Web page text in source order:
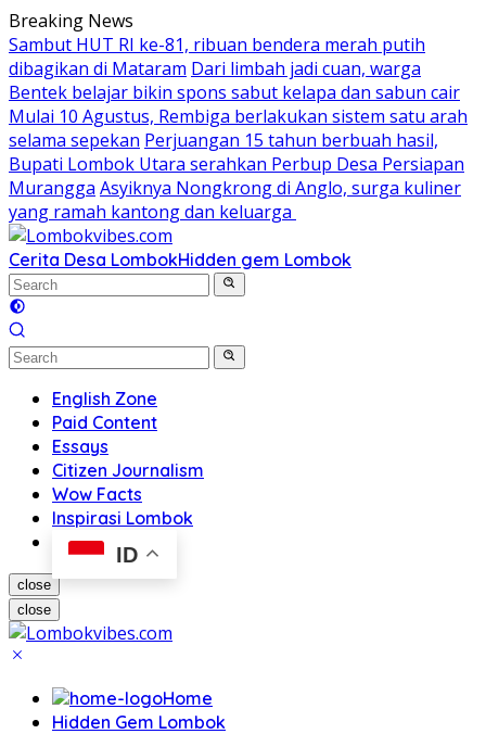
Skip
to
content
Breaking News
Sambut HUT RI ke-81, ribuan bendera merah putih
dibagikan di Mataram Dari limbah jadi cuan, warga
Bentek belajar bikin spons sabut kelapa dan sabun cair
Mulai 10 Agustus, Rembiga berlakukan sistem satu arah
selama sepekan Perjuangan 15 tahun berbuah hasil,
Bupati Lombok Utara serahkan Perbup Desa Persiapan
Murangga Asyiknya Nongkrong di Anglo, surga kuliner
yang ramah kantong dan keluarga
Cerita Desa LombokHidden gem Lombok
English Zone
Paid Content
Essays
Citizen Journalism
Wow Facts
Inspirasi Lombok
ID
close
close
Home
Hidden Gem Lombok